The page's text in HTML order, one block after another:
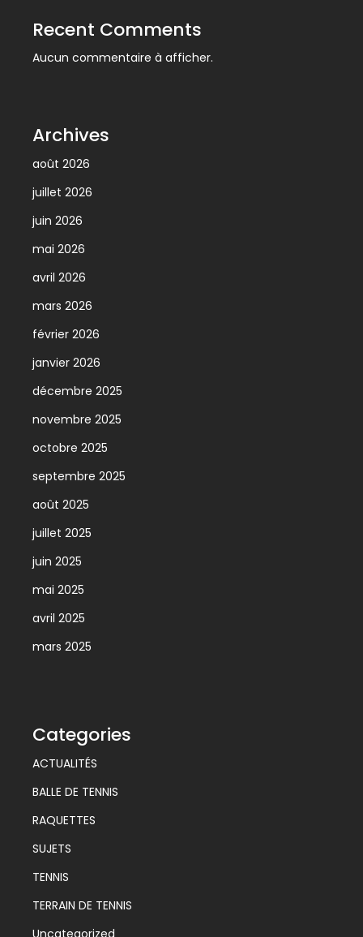
Recent Comments
Aucun commentaire à afficher.
Archives
août 2026
juillet 2026
juin 2026
mai 2026
avril 2026
mars 2026
février 2026
janvier 2026
décembre 2025
novembre 2025
octobre 2025
septembre 2025
août 2025
juillet 2025
juin 2025
mai 2025
avril 2025
mars 2025
Categories
ACTUALITÉS
BALLE DE TENNIS
RAQUETTES
SUJETS
TENNIS
TERRAIN DE TENNIS